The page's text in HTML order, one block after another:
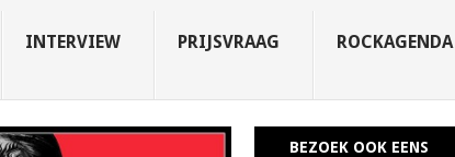
INTERVIEW PRIJSVRAAG ROCKAGENDA
BEZOEK OOK EENS